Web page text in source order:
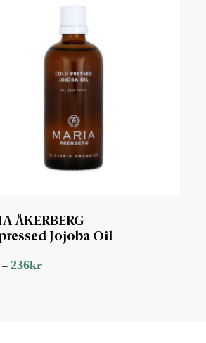
ÅKERBERG
Jojoba Oil
236kr